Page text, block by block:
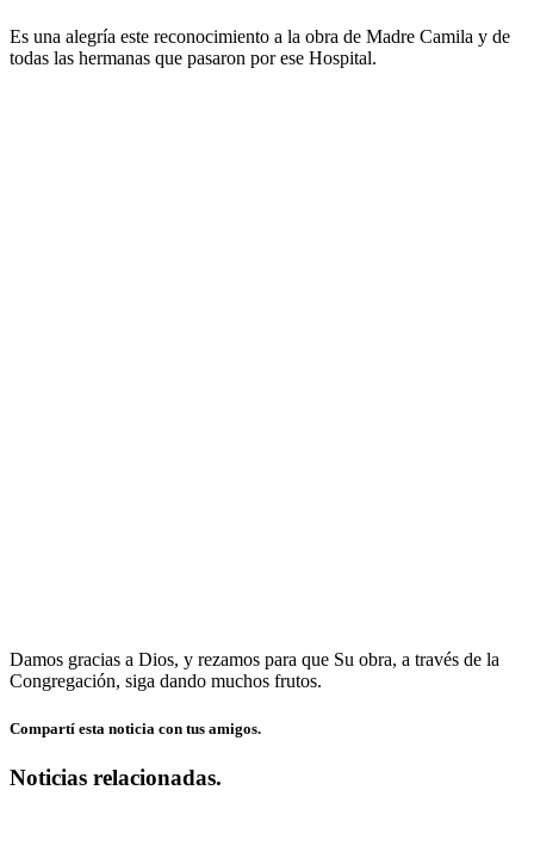
Es una alegría este reconocimiento a la obra de Madre Camila y de
todas las hermanas que pasaron por ese Hospital.
Damos gracias a Dios, y rezamos para que Su obra, a través de la
Congregación, siga dando muchos frutos.
Compartí esta noticia con tus amigos.
Noticias relacionadas.